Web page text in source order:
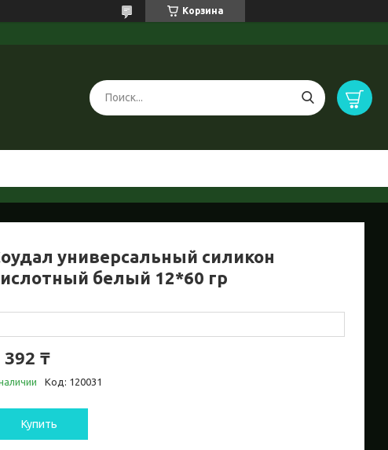
Корзина
универсальный силикон
белый 12*60 гр
392 ₸
Код: 120031
Купить